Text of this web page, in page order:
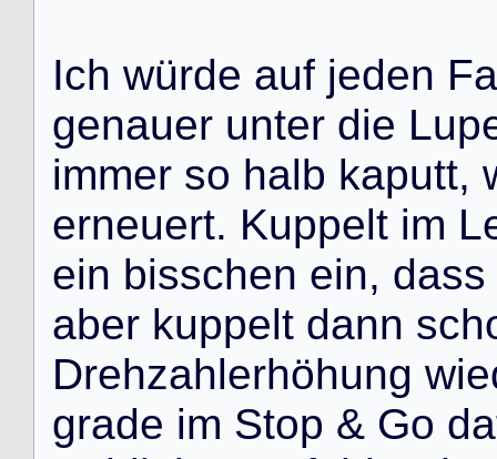
Ich würde auf jeden Fa
genauer unter die Lup
immer so halb kaputt,
erneuert. Kuppelt im L
ein bisschen ein, dass
aber kuppelt dann sch
Drehzahlerhöhung wie
grade im Stop & Go da